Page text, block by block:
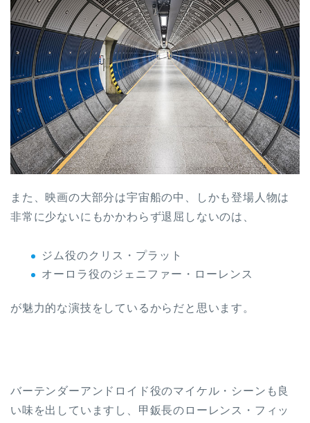
また、映画の大部分は宇宙船の中、しかも登場人物は
非常に少ないにもかかわらず退屈しないのは、
ジム役のクリス・プラット
オーロラ役のジェニファー・ローレンス
が魅力的な演技をしているからだと思います。
バーテンダーアンドロイド役のマイケル・シーンも良
い味を出していますし、甲鈑長のローレンス・フィッ